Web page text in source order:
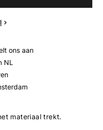
ons aan
NL
materiaal trekt.